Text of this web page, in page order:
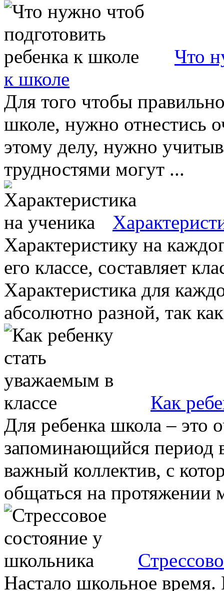
Что
к школе
Для того чтобы
школе, нужно отнестись
этому делу, нужно
трудностями могут ...
Характеристику на
его классе, составляет
Характеристика для
абсолютно разной, так
Как
Для ребенка школа – это
запоминающийся период
важный коллектив, с
общаться на протяжении
Настало школьное время.